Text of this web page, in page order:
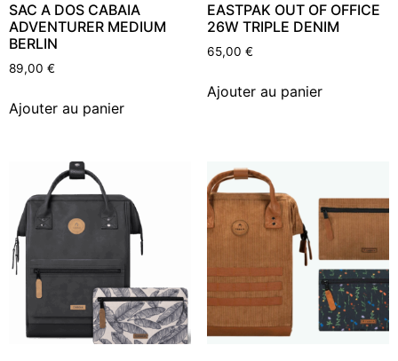
SAC A DOS CABAIA
ADVENTURER MEDIUM
BERLIN
89,00 €
Ajouter au panier
EASTPAK OUT OF OFFICE
26W TRIPLE DENIM
65,00 €
Ajouter au panier